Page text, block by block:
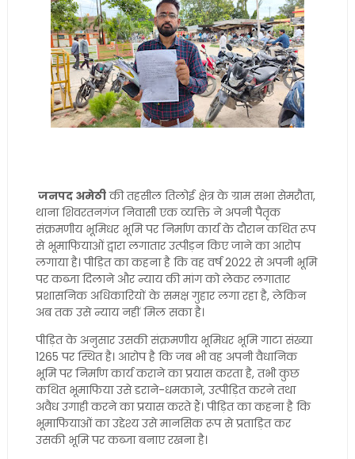
जनपद अमेठीकी तहसील तिलोई क्षेत्र के ग्राम सभा सेमरौता,
थाना शिवरतनगंज निवासी एक व्यक्ति ने अपनी पैतृक
संक्रमणीय भूमिधर भूमि पर निर्माण कार्य के दौरान कथित रूप
से भूमाफियाओं द्वारा लगातार उत्पीड़न किए जाने का आरोप
लगाया है। पीड़ित का कहना है कि वह वर्ष 2022 से अपनी भूमि
पर कब्जा दिलाने और न्याय की मांग को लेकर लगातार
प्रशासनिक अधिकारियों के समक्ष गुहार लगा रहा है, लेकिन
अब तक उसे न्याय नहीं मिल सका है।
पीड़ित के अनुसार उसकी संक्रमणीय भूमिधर भूमि गाटा संख्या
1265 पर स्थित है। आरोप है कि जब भी वह अपनी वैधानिक
भूमि पर निर्माण कार्य कराने का प्रयास करता है, तभी कुछ
कथित भूमाफिया उसे डराने-धमकाने, उत्पीड़ित करने तथा
अवैध उगाही करने का प्रयास करते हैं। पीड़ित का कहना है कि
भूमाफियाओं का उद्देश्य उसे मानसिक रूप से प्रताड़ित कर
उसकी भूमि पर कब्जा बनाए रखना है।